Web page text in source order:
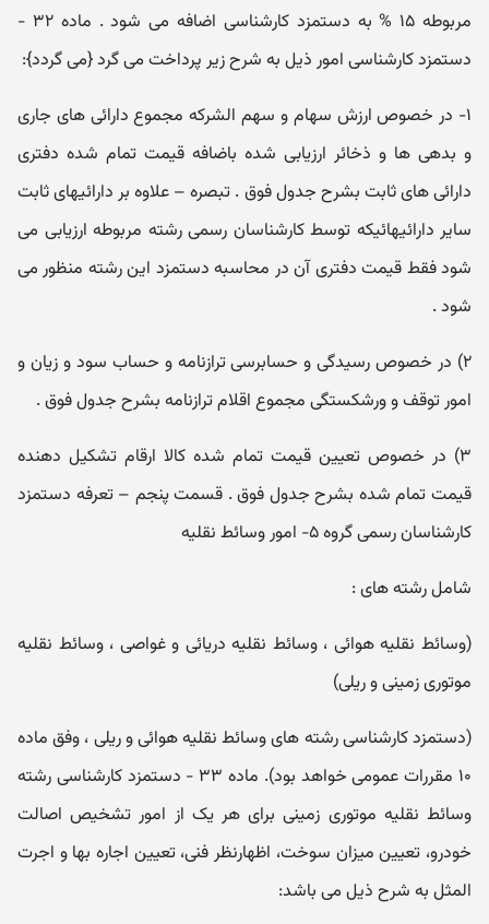
مربوطه ۱۵ % به دستمزد کارشناسی اضافه می شود . ماده ۳۲ -
دستمزد کارشناسی امور ذیل به شرح زیر پرداخت می گرد {می گردد}:
۱- در خصوص ارزش سهام و سهم الشرکه مجموع دارائی های جاری
و بدهی ها و ذخائر ارزیابی شده باضافه قیمت تمام شده دفتری
دارائی های ثابت بشرح جدول فوق . تبصره – علاوه بر دارائیهای ثابت
سایر دارائیهائیکه توسط کارشناسان رسمی رشته مربوطه ارزیابی می
شود فقط قیمت دفتری آن در محاسبه دستمزد این رشته منظور می
شود .
۲) در خصوص رسیدگی و حسابرسی ترازنامه و حساب سود و زیان و
امور توقف و ورشکستگی مجموع اقلام ترازنامه بشرح جدول فوق .
۳) در خصوص تعیین قیمت تمام شده کالا ارقام تشکیل دهنده
قیمت تمام شده بشرح جدول فوق . قسمت پنجم – تعرفه دستمزد
کارشناسان رسمی گروه ۵- امور وسائط نقلیه
شامل رشته های :
(وسائط نقلیه هوائی ، وسائط نقلیه دریائی و غواصی ، وسائط نقلیه
موتوری زمینی و ریلی)
(دستمزد کارشناسی رشته های وسائط نقلیه هوائی و ریلی ، وفق ماده
۱۰ مقررات عمومی خواهد بود). ماده ۳۳ - دستمزد کارشناسی رشته
وسائط نقلیه موتوری زمینی برای هر یک از امور تشخیص اصالت
خودرو، تعیین میزان سوخت، اظهارنظر فنی، تعیین اجاره بها و اجرت
المثل به شرح ذیل می باشد: